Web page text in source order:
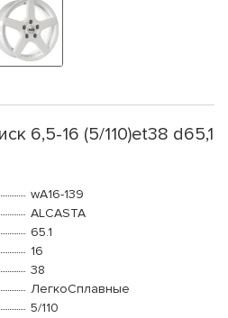
6,5-16 (5/110)et38 d65,1
wA16-139
ALCASTA
65.1
16
38
ЛегкоСплавные
5/110